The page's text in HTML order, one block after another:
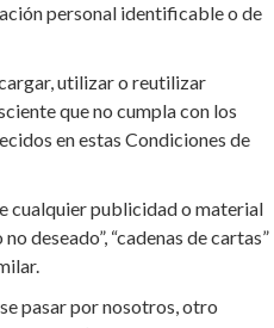
personal identificable o de
utilizar o reutilizar
que no cumpla con los
en estas Condiciones de
cualquier publicidad o material
deseado”, “cadenas de cartas”
pasar por nosotros, otro